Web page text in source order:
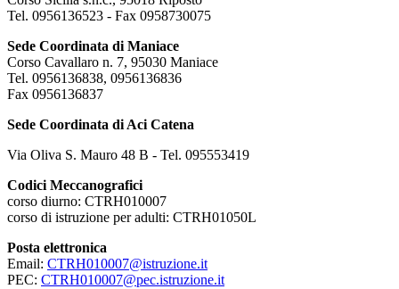
Tel. 0956136523 - Fax 0958730075
Sede Coordinata di Maniace
Corso Cavallaro n. 7, 95030 Maniace
Tel. 0956136838, 0956136836
Fax 0956136837
Sede Coordinata di Aci Catena
Via Oliva S. Mauro 48 B - Tel. 095553419
Codici Meccanografici
corso diurno: CTRH010007
corso di istruzione per adulti: CTRH01050L
Posta elettronica
Email: CTRH010007@istruzione.it
PEC: CTRH010007@pec.istruzione.it